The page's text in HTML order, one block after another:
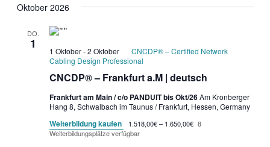
Oktober 2026
DO.
1
CNCDP® – Frankfurt a.M | deutsch
1 Oktober-2 Oktober
CNCDP® – Certified Network
Cabling Design Professional
Frankfurt am Main / c/o PANDUIT bis Okt/26Am Kronberger
Hang 8, Schwalbach im Taunus / Frankfurt, Hessen, Germany
Weiterbildung kaufen 1.518,00€ – 1.650,00€ 8
Weiterbildungsplätze verfügbar